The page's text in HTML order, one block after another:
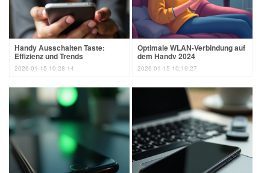
Handy Ausschalten Taste:
Effizienz und Trends
2026-01-15 10:28:14
Optimale WLAN-Verbindung auf
dem Handy 2024
2026-01-15 10:19:27